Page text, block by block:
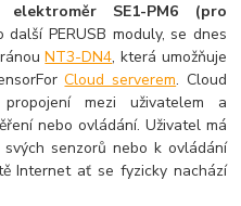
SE1-PM6 (pro
PERUSB moduly, se dnes
NT3-DN4, která umožňuje
Cloud serverem. Cloud
mezi uživatelem a
nebo ovládání. Uživatel má
senzorů nebo k ovládání
Internet ať se fyzicky nachází